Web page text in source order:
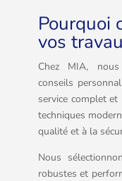
Pourquoi
vos
Chez MIA,
conseils
service complet
techniques
qualité et à la
Nous
robustes et